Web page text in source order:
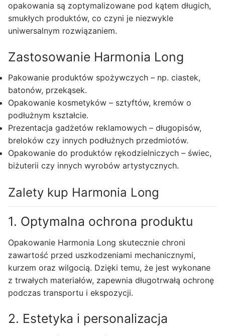
opakowania są zoptymalizowane pod kątem długich,
smukłych produktów, co czyni je niezwykle
uniwersalnym rozwiązaniem.
Zastosowanie Harmonia Long
Pakowanie produktów spożywczych – np. ciastek,
batonów, przekąsek.
Opakowanie kosmetyków – sztyftów, kremów o
podłużnym kształcie.
Prezentacja gadżetów reklamowych – długopisów,
breloków czy innych podłużnych przedmiotów.
Opakowanie do produktów rękodzielniczych – świec,
biżuterii czy innych wyrobów artystycznych.
Zalety kup Harmonia Long
1. Optymalna ochrona produktu
Opakowanie Harmonia Long skutecznie chroni
zawartość przed uszkodzeniami mechanicznymi,
kurzem oraz wilgocią. Dzięki temu, że jest wykonane
z trwałych materiałów, zapewnia długotrwałą ochronę
podczas transportu i ekspozycji.
2. Estetyka i personalizacja